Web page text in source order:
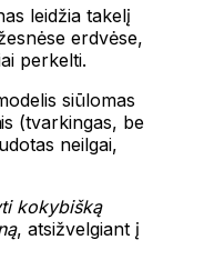
leidžia takelį
erdvėse,
perkelti.
siūlomas
(tvarkingas, be
neilgai,
kokybišką
, atsižvelgiant į